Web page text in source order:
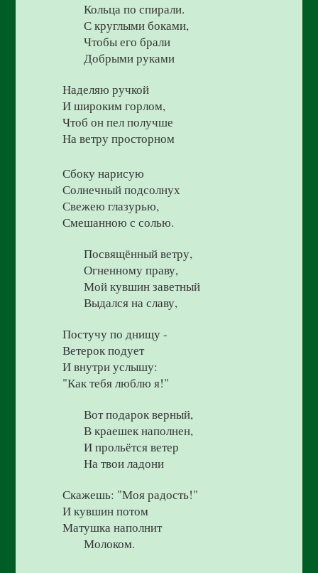
Кольца по спирали.
С круглыми боками,
Чтобы его брали
Добрыми руками
Наделяю ручкой
И широким горлом,
Чтоб он пел получше
На ветру просторном
Сбоку нарисую
Солнечный подсолнух
Свежею глазурью,
Смешанною с солью.
Посвящённый ветру,
Огненному праву,
Мой кувшин заветный
Выдался на славу,
Постучу по днищу -
Ветерок подует
И внутри услышу:
"Как тебя люблю я!"
Вот подарок верный,
В краешек наполнен,
И прольётся ветер
На твои ладони
Скажешь: "Моя радость!"
И кувшин потом
Матушка наполнит
Молоком.